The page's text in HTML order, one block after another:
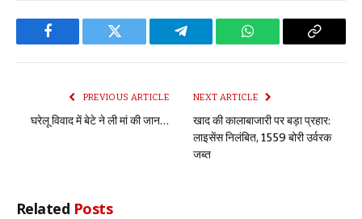
Facebook Twitter Telegram WhatsApp Copy
PREVIOUS ARTICLE
घरेलू विवाद में बेटे ने ली मां की जान…
NEXT ARTICLE
खाद की कालाबाजारी पर बड़ा प्रहार:
लाइसेंस निलंबित, 1559 बोरी उर्वरक
जब्त
Related Posts